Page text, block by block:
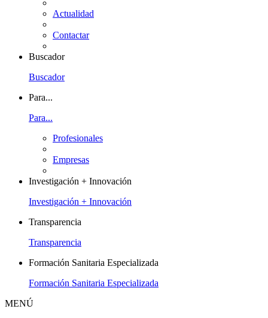
Actualidad
Contactar
Buscador
Buscador
Para...
Para...
Profesionales
Empresas
Investigación + Innovación
Investigación + Innovación
Transparencia
Transparencia
Formación Sanitaria Especializada
Formación Sanitaria Especializada
MENÚ